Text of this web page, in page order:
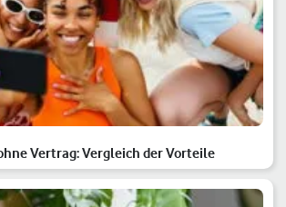
Vertrag: Vergleich der Vorteile